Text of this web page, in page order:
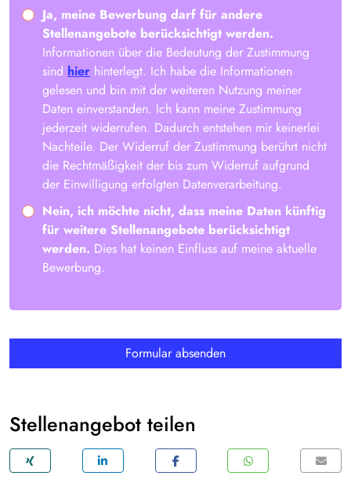
Ja, meine Bewerbung darf für andere
Stellenangebote berücksichtigt werden.
Informationen über die Bedeutung der Zustimmung
sind hier hinterlegt. Ich habe die Informationen
gelesen und bin mit der weiteren Nutzung meiner
Daten einverstanden. Ich kann meine Zustimmung
jederzeit widerrufen. Dadurch entstehen mir keinerlei
Nachteile. Der Widerruf der Zustimmung berührt nicht
die Rechtmäßigkeit der bis zum Widerruf aufgrund
der Einwilligung erfolgten Datenverarbeitung.
Nein, ich möchte nicht, dass meine Daten künftig
für weitere Stellenangebote berücksichtigt
werden. Dies hat keinen Einfluss auf meine aktuelle
Bewerbung.
Formular absenden
Stellenangebot teilen